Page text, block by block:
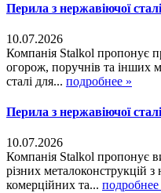
Перила з нержавіючої
10.07.2026
Компанія Stalkol пропонує
огорож, поручнів та інших
сталі для... подробнее »
Перила з нержавіючої
10.07.2026
Компанія Stalkol пропонує
різних металоконструкцій
комерційних та... подробнее